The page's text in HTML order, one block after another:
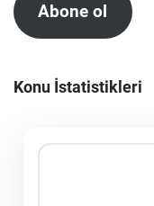
Abone ol
Konu İstatistikleri